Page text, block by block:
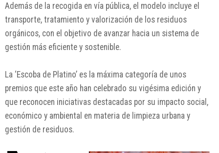
Además de la recogida en vía pública, el modelo incluye el
transporte, tratamiento y valorización de los residuos
orgánicos, con el objetivo de avanzar hacia un sistema de
gestión más eficiente y sostenible.
La ‘Escoba de Platino’ es la máxima categoría de unos
premios que este año han celebrado su vigésima edición y
que reconocen iniciativas destacadas por su impacto social,
económico y ambiental en materia de limpieza urbana y
gestión de residuos.